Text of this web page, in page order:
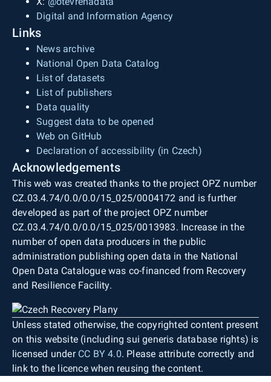
Digital and Information Agency
Links
News archive
National Open Data Catalog
List of datasets
List of publishers
Data quality
Suggest data to be opened
Web on GitHub
Declaration of accessibility (in Czech)
Acknowledgements
This web was created thanks to the project OPZ number
CZ.03.4.74/0.0/0.0/15_025/0004172 and is further
developed as part of the project OPZ number
CZ.03.4.74/0.0/0.0/15_025/0013983. Increase in the
number of open data producers in the public
administration publishing open data in the National
Open Data Catalogue was co-financed from Recovery
and Resilience Facility.
Unless stated otherwise, the copyrighted content present
on this website (including sui generis database rights) is
licensed under CC BY 4.0. Please attribute correctly and
link to the licence when reusing the content.